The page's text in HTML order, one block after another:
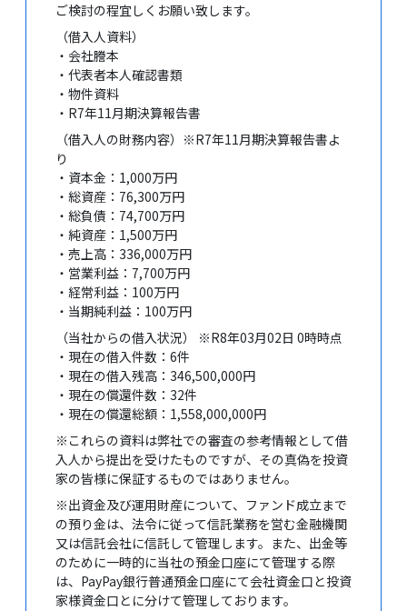
ご検討の程宜しくお願い致します。
（借入人資料）
・会社謄本
・代表者本人確認書類
・物件資料
・R7年11月期決算報告書
（借入人の財務内容）※R7年11月期決算報告書よ
り
・資本金：1,000万円
・総資産：76,300万円
・総負債：74,700万円
・純資産：1,500万円
・売上高：336,000万円
・営業利益：7,700万円
・経常利益：100万円
・当期純利益：100万円
（当社からの借入状況） ※R8年03月02日 0時時点
・現在の借入件数：6件
・現在の借入残高：346,500,000円
・現在の償還件数：32件
・現在の償還総額：1,558,000,000円
※これらの資料は弊社での審査の参考情報として借
入人から提出を受けたものですが、その真偽を投資
家の皆様に保証するものではありません。
※出資金及び運用財産について、ファンド成立まで
の預り金は、法令に従って信託業務を営む金融機関
又は信託会社に信託して管理します。また、出金等
のために一時的に当社の預金口座にて管理する際
は、PayPay銀行普通預金口座にて会社資金口と投資
家様資金口とに分けて管理しております。